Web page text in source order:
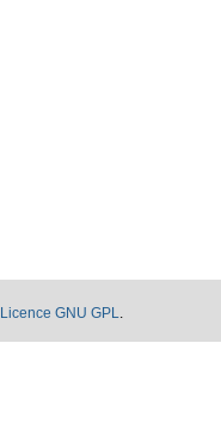
Licence GNU GPL